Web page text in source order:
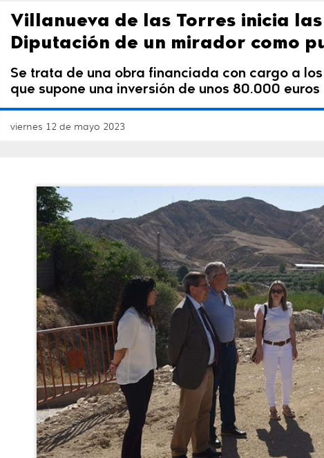
Villanueva de las Torres inicia
Diputación de un mirador como
Se trata de una obra financiada con cargo a
que supone una inversión de unos 80.000 euros
viernes 12 de mayo 2023